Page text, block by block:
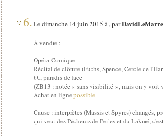
6. Le dimanche 14 juin 2015 à , par
À vendre :
Opéra-Comique
Récital de clôture (Fuchs, Spence, Cercle de
6€, paradis de face
(ZB13 : notée « sans visibilité », mais on y voit
Achat en lignepossible
Cause : interprètes (Massis et Spyres) changés,
qui veut des Pêcheurs de Perles et du Lakmé,